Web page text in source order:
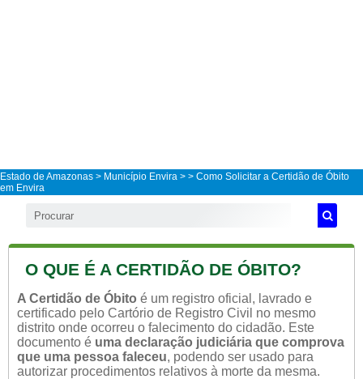
Estado de Amazonas > Município Envira > > Como Solicitar a Certidão de Óbito
em Envira
O QUE É A CERTIDÃO DE ÓBITO?
A Certidão de Óbito é um registro oficial, lavrado e
certificado pelo Cartório de Registro Civil no mesmo
distrito onde ocorreu o falecimento do cidadão. Este
documento é uma declaração judiciária que comprova
que uma pessoa faleceu, podendo ser usado para
autorizar procedimentos relativos à morte da mesma.